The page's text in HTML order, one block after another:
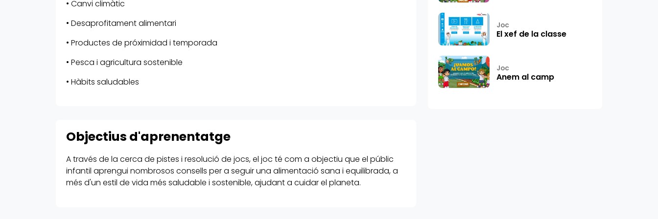
• Canvi climàtic
• Desaprofitament alimentari
• Productes de próximidad i temporada
• Pesca i agricultura sostenible
• Hàbits saludables
Objectius d'aprenentatge
A través de la cerca de pistes i resolució de jocs, el joc té com a objectiu que el públic
infantil aprengui nombrosos consells per a seguir una alimentació sana i equilibrada, a
més d'un estil de vida més saludable i sostenible, ajudant a cuidar el planeta.
Joc
El xef de la classe
Joc
Anem al camp